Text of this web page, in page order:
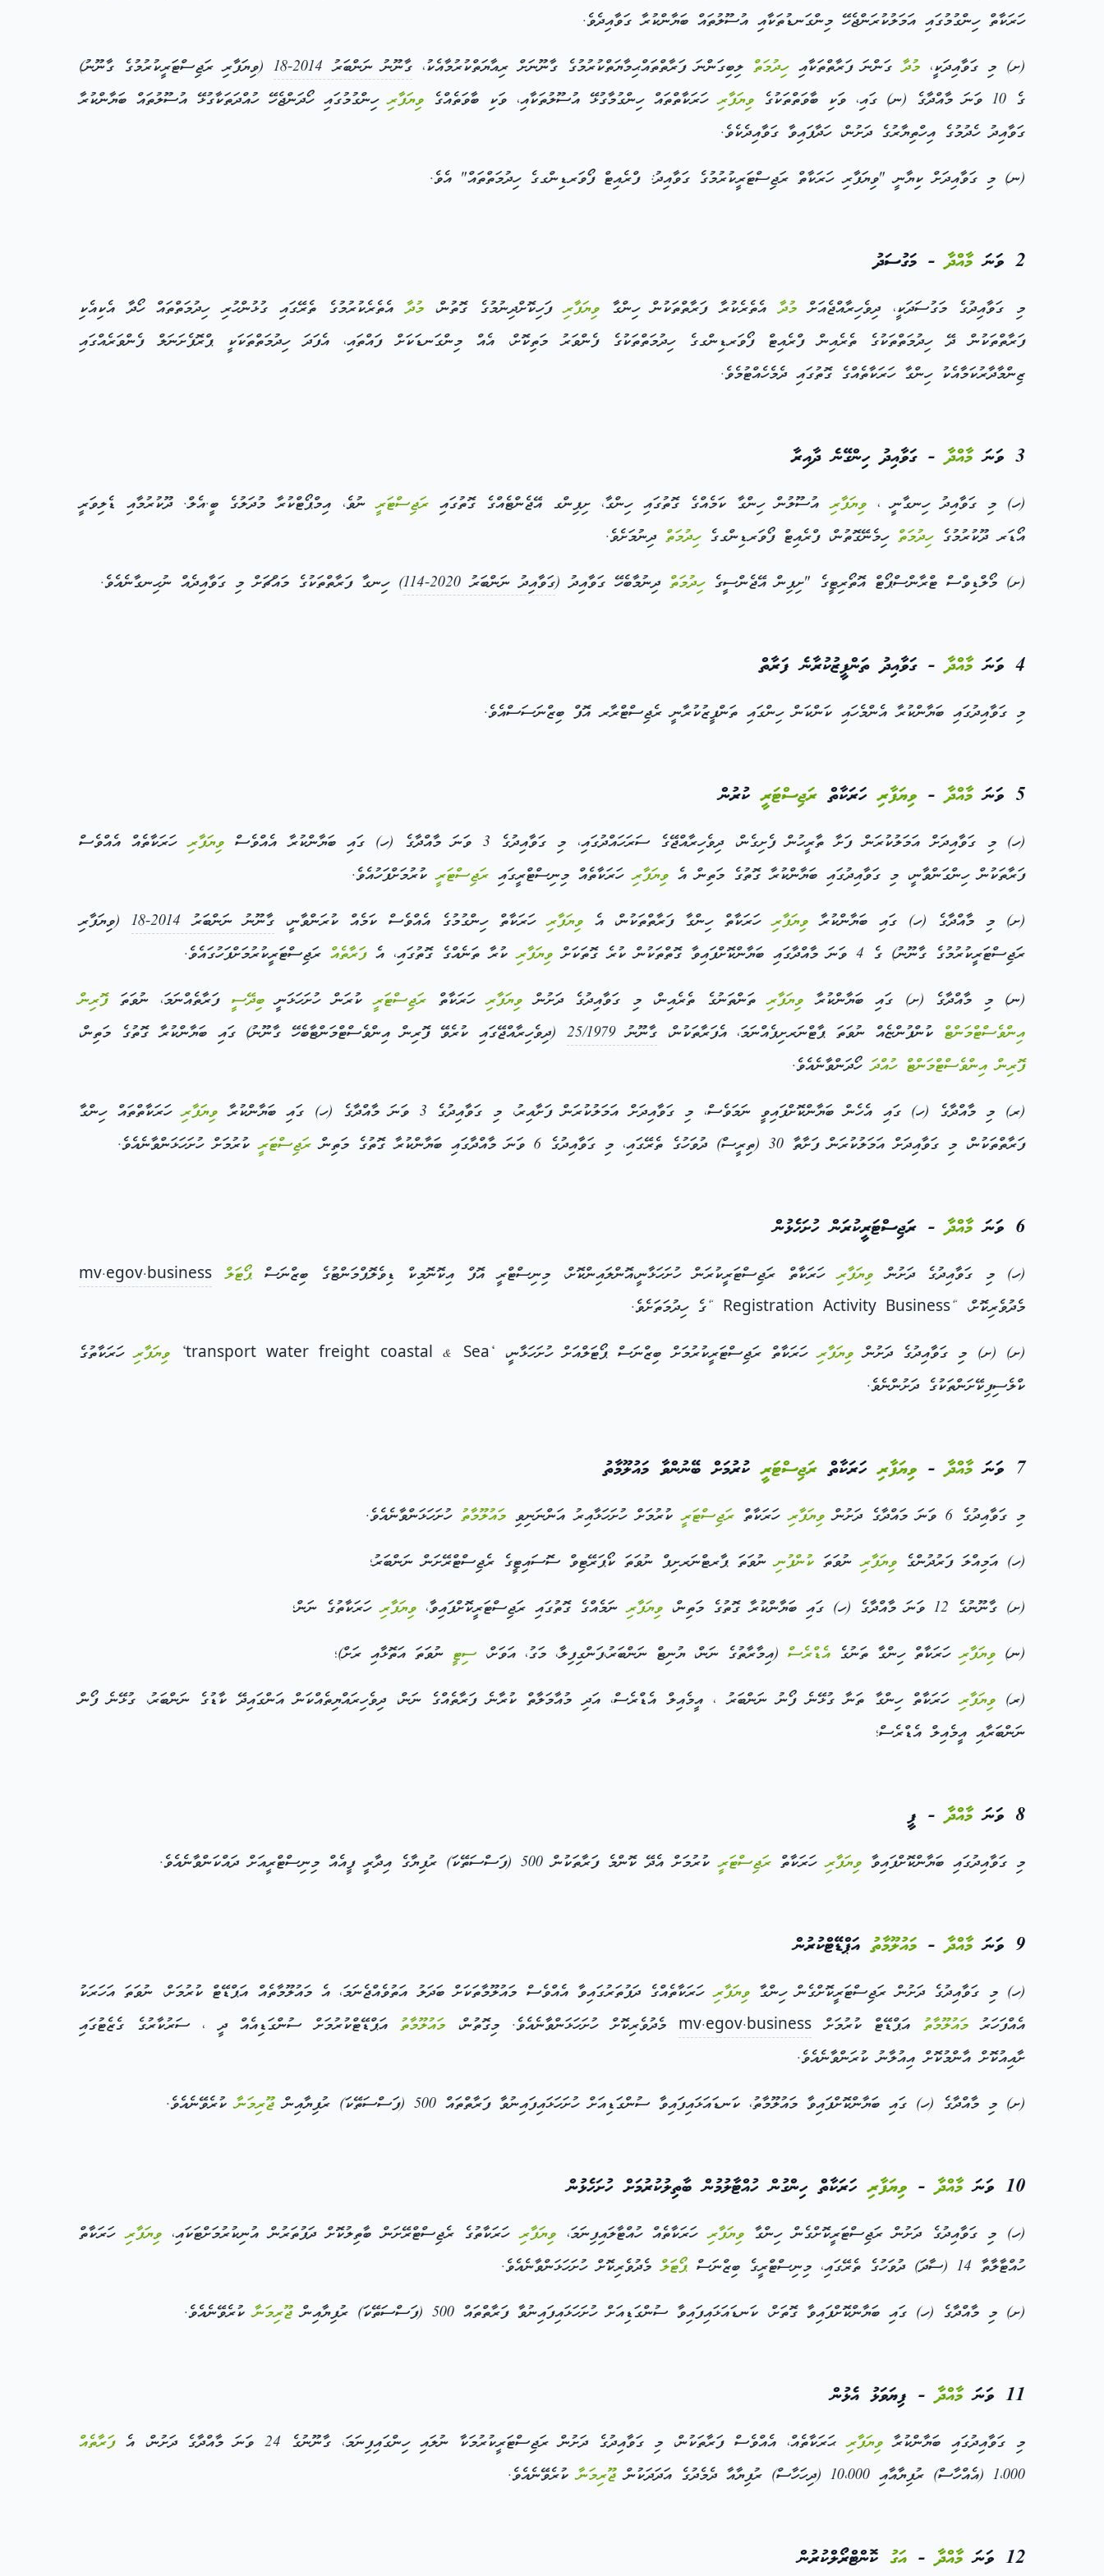
ހަރަކާތް ހިންގުމުގައި އަމަލުކުރަންޖެހޭ މިންގަނޑުތަކާއި އުސޫލުތައް ބަޔާންކުރާ ގަވާއިދެވެ.
(ށ) މި ގަވާއިދަކީ،މުދާގަންނަ ފަރާތްތަކާއިހިދުމަތް ލިބިގަންނަ ފަރާތްތައްޙިމާޔަތްކުރުމުގެ ގާނޫނަށް ރިއާޔަތްކުރުމާއެކު، ގާނޫނު ނަންބަރު 2014-18
(ވިޔަފާރި ރަޖިސްޓަރީކުރުމުގެ ގާނޫނު)
ގެ 10 ވަނަ މާއްދާގެ (ނ) ގައި، ވަކި ބާވަތްތަކުގެ
ވިޔަފާރިހަރަކާތްތައް ހިންގުމާގުޅޭ އުސޫލުތަކާއި، ވަކި ބާވަތެއްގެ ވިޔަފާރިހިންގުމުގައި ހޯދަންޖެހޭ ހުއްދަތަކާގުޅޭ އުސޫލުތައް ބަޔާންކުރާ
ގަވާއިދު ހެދުމުގެ އިހްތިޔާރުގެ ދަށުން، ހަދާފައިވާ ގަވާއިދެކެވެ.
(ނ) މި ގަވާއިދަށް ކިޔާނީ "ވިޔަފާރި ހަރަކާތް ރަޖިސްޓަރީކުރުމުގެ ގަވާއިދު: ފްރެއިޓް ފޯވަރޑިންގގެ ހިދުމަތްތައް" އެވެ.
2 ވަނަ މާއްދާ- މަގުސަދު
މި ގަވާއިދުގެ މަގުސަދަކީ، ދިވެހިރާއްޖެއަށްމުދާއެތެރެކުރާ ފަރާތްތަކުން ހިންގާ ވިޔަފާރިފަހިކޮށްދިނުމުގެ ގޮތުން،މުދާއެތެރެކުރުމުގެ ތެރޭގައި ގުޅުންހުރި ހިދުމަތްތައް ހޯދާ އެކިއެކި
ފަރާތްތަކުން ދޭ ހިދުމަތްތަކުގެ ތެރެއިން ފްރެއިޓް ފޯވަރޑިންގގެ ހިދުމަތްތަކުގެ ފެންވަރު މަތިކޮށް، އެއް މިންގަނޑަކަށް ފައްތައި، އެފަދަ ހިދުމަތްތަކަކީ ޕްރޮފެށަނަލް ފެންވަރެއްގައި
ޒިންމާދާރުކަމާއެކު ހިންގާ ހަރަކާތެއްގެ ގޮތުގައި ދެމެހެއްޓުމެވެ.
3 ވަނަ މާއްދާ- ގަވާއިދު ހިންގޭނެ ދާއިރާ
(ހ) މި ގަވާއިދު ހިނގާނީ ،ވިޔަފާރިއުސޫލުން ހިންގާ ކަމެއްގެ ގޮތުގައި ހިންގާ، ށިޕިންގ އޭޖެންޓެއްގެ ގޮތުގައިރަޖިސްޓަރީނުވެ، އިމްޕޯޓްކުރާ މުދަލުގެ ބީ.އެލް. ދޫކުރުމާއި ޑެލިވަރީ
އޯޑަރ ދޫކުރުމުގެހިދުމަތް ހިމެނޭގޮތުން، ފްރެއިޓް ފޯވަރޑިންގގެހިދުމަތް ދިނުމަށެވެ.
(ށ) މޯލްޑިވްސް ޓްރާންސްޕޯޓް އޮތޯރިޓީގެ "ށިޕިން އޭޖެންސީގެހިދުމަތް ދިނުމާބެހޭ ގަވާއިދު (ގަވާއިދު ނަންބަރު 2020-114 ) ހިނގާ ފަރާތްތަކުގެ މައްޗަށް މި ގަވާއިދެއް ނުހިނގާނެއެވެ.
4 ވަނަ މާއްދާ- ގަވާއިދު ތަންފީޒުކުރާނެ ފަރާތް
މި ގަވާއިދުގައި ބަޔާންކުރާ އެންމެހައި ކަންކަން ހިންގައި ތަންފީޒުކުރާނީ ރެޖިސްޓްރާރ އޮފް ބިޒްނަސަސްއެވެ.
5 ވަނަ މާއްދާ- ވިޔަފާރިހަރަކާތް ރަޖިސްޓަރީކުރުން
(ހ) މި ގަވާއިދަށް އަމަލުކުރަން ފަށާ ތާރީހުން ފެށިގެން، ދިވެހިރާއްޖޭގެ ސަރަހައްދުގައި، މި ގަވާއިދުގެ 3 ވަނަ މާއްދާގެ (ހ) ގައި ބަޔާންކުރާ އެއްވެސް ވިޔަފާރިހަރަކާތެއް އެއްވެސް
ފަރާތަކުން ހިންގަންވާނީ، މި ގަވާއިދުގައި ބަޔާންކުރާ ގޮތުގެ މަތިން އެ ވިޔަފާރިހަރަކާތެއް މިނިސްޓްރީގައި ރަޖިސްޓަރީކުރުމަށްފަހުއެވެ.
(ށ) މި މާއްދާގެ (ހ) ގައި ބަޔާންކުރާ ވިޔަފާރިހަރަކާތް ހިންގާ ފަރާތްތަކުން، އެވިޔަފާރިހަރަކާތް ހިންގުމުގެ އެއްވެސް ކަމެއް ކުރަންވާނީ،ގާނޫނު ނަންބަރު 2014-18
(ވިޔަފާރި
ރަޖިސްޓަރީކުރުމުގެ ގާނޫނު) ގެ 4 ވަނަ މާއްދާގައި ބަޔާންކޮށްފައިވާ ގޮތްތަކުން ކުރެ ގޮތަކަށް
ވިޔަފާރިކުރާ ތަނެއްގެ ގޮތުގައި، އެފަރާތެއް ރަޖިސްޓަރީކުރުމަށްފަހުގައެވެ.
(ނ) މި މާއްދާގެ (ށ) ގައި ބަޔާންކުރާ ވިޔަފާރިތަންތަނުގެ ތެރެއިން، މި ގަވާއިދުގެ ދަށުން ވިޔަފާރިހަރަކާތް ރަޖިސްޓަރީކުރަން ހުށަހަޅަނީބިދޭސީ ފަރާތެއްނަމަ، ނުވަތަފޮރިން
އިންވެސްޓްމަންޓް ކުންފުންޏެއް ނުވަތަ ޕާޓްނަރށިޕެއްނަމަ، އެފަރާތަކުން،ގާނޫނު 25/1979
(ދިވެހިރާއްޖޭގައި ކުރެވޭ ފޮރިން އިންވެސްޓްމަންޓާބެހޭ ގާނޫނު) ގައި ބަޔާންކުރާ ގޮތުގެ މަތިން،
ފޮރިން އިންވެސްޓްމަންޓް ހުއްދަހޯދަންވާނެއެވެ.
(ރ) މި މާއްދާގެ (ހ) ގައި އެހެން ބަޔާންކޮށްފައިވީ ނަމަވެސް، މި ގަވާއިދަށް އަމަލުކުރަން ފަށާއިރު، މި ގަވާއިދުގެ 3 ވަނަ މާއްދާގެ (ހ) ގައި ބަޔާންކުރާ
ވިޔަފާރިހަރަކާތްތައް ހިންގާ
ފަރާތްތަކުން، މި ގަވާއިދަށް އަމަލުކުރަން ފަށާތާ 30 (ތިރީސް) ދުވަހުގެ ތެރޭގައި، މި ގަވާއިދުގެ 6 ވަނަ މާއްދާގައި ބަޔާންކުރާ ގޮތުގެ މަތިން
ރަޖިސްޓަރީކުރުމަށް ހުށަހަޅަންވާނެއެވެ.
6 ވަނަ މާއްދާ- ރަޖިސްޓަރީކުރަން ހުށަހެޅުން
(ހ) މި ގަވާއިދުގެ ދަށުން ވިޔަފާރިހަރަކާތް ރަޖިސްޓަރީކުރަން ހުށަހަޅާނީ،އޮންލައިންކޮށް، މިނިސްޓްރީ އޮފް އިކޮނޮމިކް ޑިވެލޮޕްމަންޓުގެ ބިޒްނަސްޕޯޓަލް mv.egov.business
މެދުވެރިކޮށް، “Registration Activity Business “ގެ ހިދުމަތަށެވެ.
(ށ) (ށ) މި ގަވާއިދުގެ ދަށުން ވިޔަފާރިހަރަކާތް ރަޖިސްޓަރީކުރުމަށް ބިޒްނަސް ޕޯޓަލްއަށް ހުށަހަޅާނީ، ‘transport water freight coastal & Sea‘ ވިޔަފާރިހަރަކާތުގެ
ކްލެސިފިކޭށަންތަކުގެ ދަށުންނެވެ.
7 ވަނަ މާއްދާ- ވިޔަފާރިހަރަކާތް ރަޖިސްޓަރީކުރުމަށް ބޭނުންވާ މައުލޫމާތު
މި ގަވާއިދުގެ 6 ވަނަ މައްދާގެ ދަށުން ވިޔަފާރިހަރަކާތް ރަޖިސްޓަރީކުރުމަށް ހުށަހަޅާއިރު އަންނަނިވި މައުލޫމާތު ހުށަހަޅަންވާނެއެވެ.
(ހ) އަމިއްލަ ފަރުދުންގެ ވިޔަފާރިނުވަތަ ކުންފުނިނުވަތަ ޕާރޓްނަރށިޕް ނުވަތަ ކޯޕަރޭޓިވް ސޮސައިޓީގެ ރެޖިސްޓްރޭށަން ނަންބަރު؛
(ށ) ގާނޫނުގެ 12 ވަނަ މާއްދާގެ (ހ) ގައި ބަޔާންކުރާ ގޮތުގެ މަތިން،
ވިޔަފާރިނަމެއްގެ ގޮތުގައި ރަޖިސްޓަރީކޮށްފައިވާ، ވިޔަފާރިހަރަކާތުގެ ނަން؛
(ނ) ވިޔަފާރިހަރަކާތް ހިންގާ ތަނުގެ އެޑްރެސް (އިމާރާތުގެ ނަން، ޔުނިޓް ނަންބަރު،ފަންގިފިލާ، މަގު، އަވަށް، ސިޓީ ނުވަތަ އަތޮޅާއި ރަށް)؛
(ރ)ވިޔަފާރިހަރަކާތް ހިންގާ ތަނާ ގުޅޭނެ ފޯނު ނަންބަރު ، އީމެއިލް އެޑްރެސް، އަދި މުއާމަލާތް ކުރާނެ ފަރާތެއްގެ ނަން، ދިވެހިރައްޔިތެއްކަން އަންގައިދޭ ކާޑުގެ ނަންބަރު، ގުޅޭނެ ފޯން
ނަންބަރާއި އީމެއިލް އެޑްރެސް؛
8 ވަނަ މާއްދާ- ފީ
މި ގަވާއިދުގައި ބަޔާންކޮށްފައިވާ ވިޔަފާރިހަރަކާތް ރަޖިސްޓަރީކުރުމަށް އެދޭ ކޮންމެ ފަރާތަކުން 500 (ފަސްސަތޭކަ) ރުފިޔާގެ އިދާރީ ފީއެއް މިނިސްޓްރީއަށް ދައްކަންވާނެއެވެ.
9 ވަނަ މާއްދާ- މައުލޫމާތުއަޕްޑޭޓްކުރުން
(ހ) މި ގަވާއިދުގެ ދަށުން ރަޖިސްޓަރީކޮށްގެން ހިންގާވިޔަފާރިހަރަކާތެއްގެ ދަފުތަރުގައިވާ އެއްވެސް މައުލޫމާތަކަށް ބަދަލު އަތުވެއްޖެނަމަ، އެ މައުލޫމާތެއް އަޕްޑޭޓް ކުރުމަށް، ނުވަތަ އަހަރަކު
އެއްފަހަރުމައުލޫމާތު އަޕްޑޭޓް ކުރުމަށް mv.egov.business މެދުވެރިކޮށް ހުށަހަޅަންވާނެއެވެ. މިގޮތުން، މައުލޫމާތު އަޕްޑޭޓްކުރުމަށް ސުންގަޑިއެއް ދީ ، ސަރުކާރުގެ ގެޒެޓުގައި
ށާއިއުކޮށް އާންމުކޮށް އިއުލާނު ކުރަންވާނެއެވެ.
(ށ) މި މާއްދާގެ (ހ) ގައި ބަޔާންކޮށްފައިވާ މައުލޫމާތު، ކަނޑައަޅައިފައިވާ ސުންގަޑިއަށް ހުށަހަޅައިފައިނުވާ ފަރާތްތައް 500 (ފަސްސަތޭކަ) ރުފިޔާއިން
ޖޫރިމަނާކުރެވޭނެއެވެ.
10 ވަނަ މާއްދާ- ވިޔަފާރިހަރަކާތް ހިންގުން ހުއްޓާލުމުން ބާތިލުކުރުމަށް ހުށަހެޅުން
(ހ) މި ގަވާއިދުގެ ދަށުން ރަޖިސްޓަރީކޮށްގެން ހިންގާވިޔަފާރިހަރަކާތެއް ހުއްޓާލައިފިނަމަ،ވިޔަފާރިހަރަކާތުގެ ރެޖިސްޓްރޭށަން ބާތިލުކޮށް ދަފުތަރުން އުނިކުރުމަށްޓަކައި،ވިޔަފާރިހަރަކާތް
ހުއްޓާލާތާ 14 (ސާދަ) ދުވަހުގެ ތެރޭގައި، މިނިސްޓްރީގެ ބިޒްނަސް
ޕޯޓަލްމެދުވެރިކޮށް ހުށަހަޅަންވާނެއެވެ.
(ށ) މި މާއްދާގެ (ހ) ގައި ބަޔާންކޮށްފައިވާ ގޮތަށް، ކަނޑައަޅައިފައިވާ ސުންގަޑިއަށް ހުށަހަޅައިފައިނުވާ ފަރާތްތައް 500 (ފަސްސަތޭކަ) ރުފިޔާއިން
ޖޫރިމަނާކުރެވޭނެއެވެ.
11 ވަނަ މާއްދާ- ފިޔަވަޅު އެޅުން
މި ގަވާއިދުގައި ބަޔާންކުރާވިޔަފާރިޙަރަކާތެއް، އެއްވެސް ފަރާތަކުން، މި ގަވާއިދުގެ ދަށުން ރަޖިސްޓަރީކުރުމަކާ ނުލައި ހިންގައިފިނަމަ، ގާނޫނުގެ 24 ވަނަ މާއްދާގެ ދަށުން، އެ
ފަރާތެއް
1،000 (އެއްހާސް) ރުފިޔާއާއި 10،000 (ދިހަހާސް) ރުފިޔާއާ ދެމެދުގެ އަދަދަކުން
ޖޫރިމަނާކުރެވޭނެއެވެ.
12 ވަނަ މާއްދާ- އަގު ކޮންޓްރޯލްކުރުން